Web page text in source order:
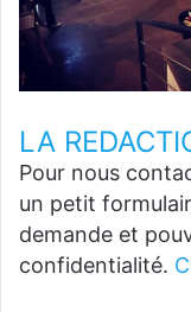
LA
Pour nous
un petit
demande et
confidentialité.